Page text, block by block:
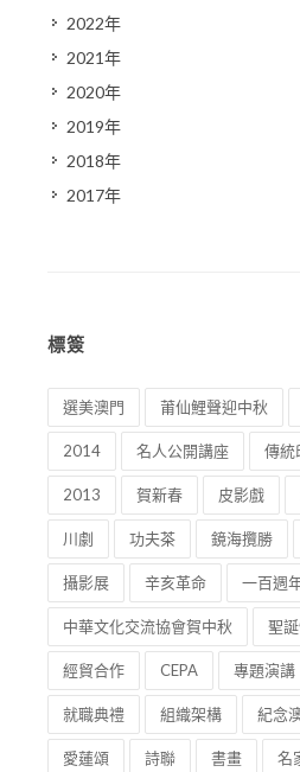
2022年
2021年
2020年
2019年
2018年
2017年
標簽
選美澳門 莆仙鯉聲迎中秋
2014 名人公開講座 傳統
2013 賀新春 皮影戲
川劇 功夫茶 鏡海攬勝
攝影展 辛亥革命 一百週
中華文化交流協會賀中秋 聖
經貿合作 CEPA 專題演講
就職典禮 組織架構 紀念
愛蓮頌 詩聯 書畫 名